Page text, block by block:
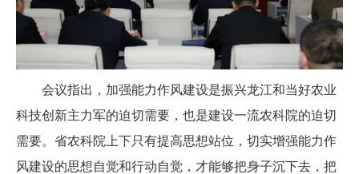
会议指出，加强能力作风建设是振兴龙江和当好农业
科技创新主力军的迫切需要，也是建设一流农科院的迫切
需要。省农科院上下只有提高思想站位，切实增强能力作
风建设的思想自觉和行动自觉，才能够把身子沉下去，把